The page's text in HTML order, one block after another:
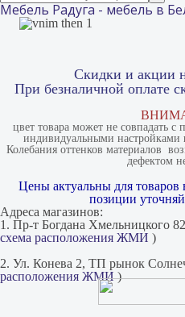
Мебель Радуга - мебель в
Скидки и акции
При безналичной оплате
цвет товара может не совпадать с
индивидуальными настройками
Колебания оттенков материалов​
дефектом
Цены актуальны для
позиции
Адреса магазинов:
1. Пр-т Богдана Хмельницкого
схема расположения ЖМИ )
2. Ул. Конева 2, ТП рынок
расположения ЖМИ)